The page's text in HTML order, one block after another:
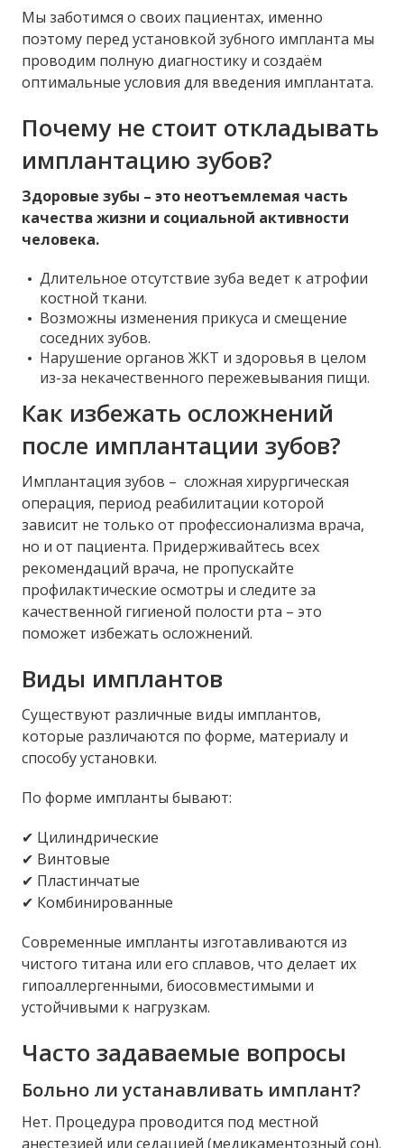
Мы заботимся о своих пациентах, именно
поэтому перед установкой зубного импланта мы
проводим полную диагностику и создаём
оптимальные условия для введения имплантата.
Почему не стоит откладывать
имплантацию зубов?
Здоровые зубы – это неотъемлемая часть
качества жизни и социальной активности
человека.
Длительное отсутствие зуба ведет к атрофии
костной ткани.
Возможны изменения прикуса и смещение
соседних зубов.
Нарушение органов ЖКТ и здоровья в целом
из-за некачественного пережевывания пищи.
Как избежать осложнений
после имплантации зубов?
Имплантация зубов – сложная хирургическая
операция, период реабилитации которой
зависит не только от профессионализма врача,
но и от пациента. Придерживайтесь всех
рекомендаций врача, не пропускайте
профилактические осмотры и следите за
качественной гигиеной полости рта – это
поможет избежать осложнений.
Виды имплантов
Существуют различные виды имплантов,
которые различаются по форме, материалу и
способу установки.
По форме импланты бывают:
✔ Цилиндрические
✔ Винтовые
✔ Пластинчатые
✔ Комбинированные
Современные импланты изготавливаются из
чистого титана или его сплавов, что делает их
гипоаллергенными, биосовместимыми и
устойчивыми к нагрузкам.
Часто задаваемые вопросы
Больно ли устанавливать имплант?
Нет. Процедура проводится под местной